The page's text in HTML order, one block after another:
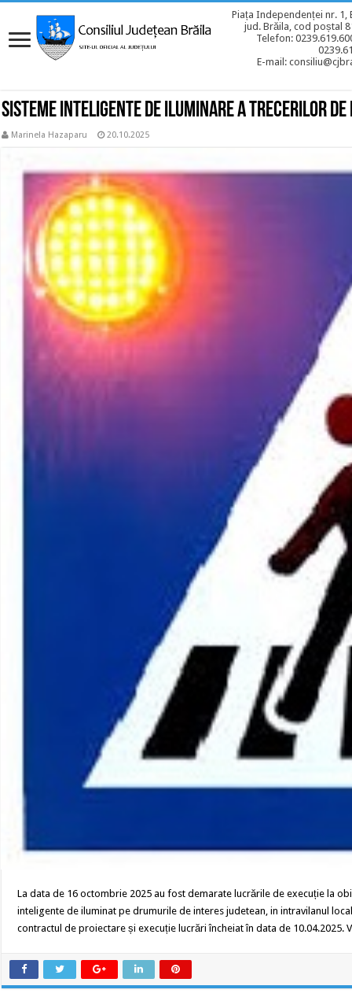
Piața Independenței nr. 1,
jud. Brăila, cod poștal
Telefon:
E-mail:
Sisteme inteligente de iluminare a trecerilor de
Marinela Hazaparu 20.10.2025
La data de 16 octombrie 2025 au fost demarate lucrările de execuție la
inteligente de iluminat pe drumurile de interes judetean, in intravilanul
contractul de proiectare și execuție lucrări încheiat în data de